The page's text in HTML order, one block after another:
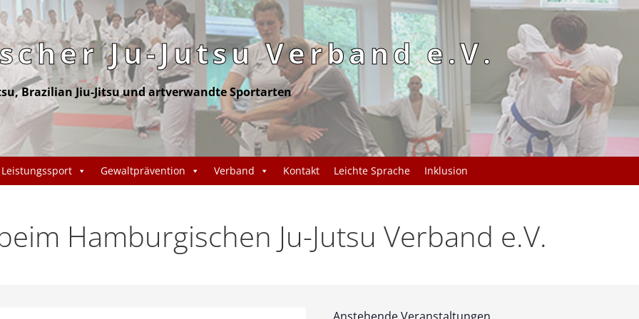
Ju-Jutsu Verband e.V.
Brazilian Jiu-Jitsu und artverwandte Sportarten
Leistungssport Gewaltprävention Verband Kontakt Leichte Sprache Inklusion
Hamburgischen Ju-Jutsu Verband e.V.